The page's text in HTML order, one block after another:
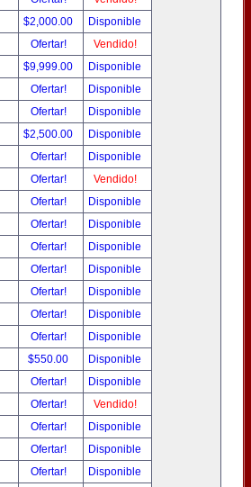
$2,000.00
Disponible
Ofertar!
Vendido!
$9,999.00
Disponible
Ofertar!
Disponible
Ofertar!
Disponible
$2,500.00
Disponible
Ofertar!
Disponible
Ofertar!
Vendido!
Ofertar!
Disponible
Ofertar!
Disponible
Ofertar!
Disponible
Ofertar!
Disponible
Ofertar!
Disponible
Ofertar!
Disponible
Ofertar!
Disponible
$550.00
Disponible
Ofertar!
Disponible
Ofertar!
Vendido!
Ofertar!
Disponible
Ofertar!
Disponible
Ofertar!
Disponible